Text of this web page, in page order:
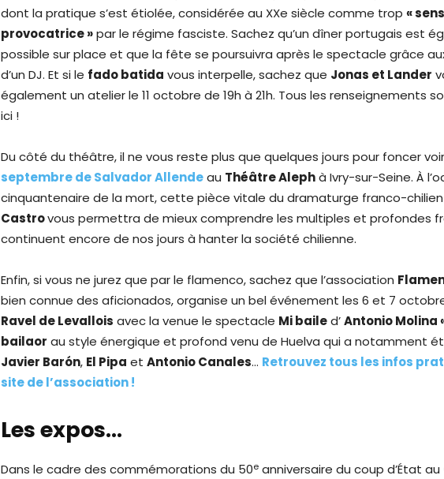
dont la pratique s’est étiolée, considérée au XXe siècle comme trop «
provocatrice »par le régime fasciste. Sachez qu’un dîner portugais est
possible sur place et que la fête se poursuivra après le spectacle grâce
d’un DJ. Et si le fado batida vous interpelle, sachez que Jonas et Lander
également un atelier le 11 octobre de 19h à 21h. Tous les renseignements
ici !
Du côté du théâtre, il ne vous reste plus que quelques jours pour foncer
septembre de Salvador Allendeau Théâtre Alephà Ivry-sur-Seine. À
cinquantenaire de la mort, cette pièce vitale du dramaturge franco-chilien
Castrovous permettra de mieux comprendre les multiples et profondes
continuent encore de nos jours à hanter la société chilienne.
Enfin, si vous ne jurez que par le flamenco, sachez que l’association
bien connue des aficionados, organise un bel événement les 6 et 7
Ravel de Levallois avec la venue le spectacle Mi bailed’Antonio Molina
bailaor au style énergique et profond venu de Huelva qui a notamment
Javier Barón, El Pipa et Antonio Canales… Retrouvez tous les infos
site de l’association !
Les expos…
Dans le cadre des commémorations du 50e anniversaire du coup d’État au